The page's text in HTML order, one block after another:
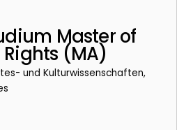
Master of
(MA)
und Kulturwissenschaften,